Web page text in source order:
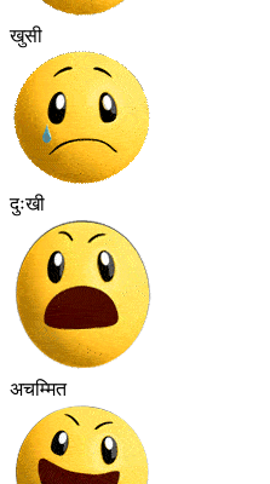
खुसी
दुःखी
अचम्मित